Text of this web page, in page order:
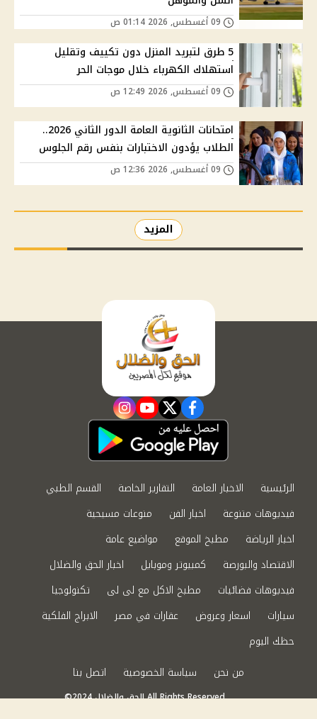
5 طرق لتبريد المنزل دون تكييف وتقليل
استهلاك الكهرباء خلال موجات الحر
امتحانات الثانوية العامة الدور الثاني 2026..
الطلاب يؤدون الاختبارات بنفس رقم الجلوس
المزيد
facebook
twitter
youtube
instagram
الرئيسية الاخبار العامة التقارير الخاصة
القسم الطبي
فيديوهات متنوعة
اخبار الفن
منوعات مسيحية
اخبار الرياضة
مطبخ الموقع
مواضيع عامة
الاقتصاد والبورصة
كمبيوتر وموبايل
اخبار الحق والضلال
فيديوهات فضائيات
مطبخ الاكل مع لى لى
تكنولوجيا
سيارات
اسعار وعروض عقارات في مصر
الابراج الفلكية
حظك اليوم
من نحن
سياسة الخصوصية اتصل بنا
©2024 الحق والضلال All Rights Reserved.